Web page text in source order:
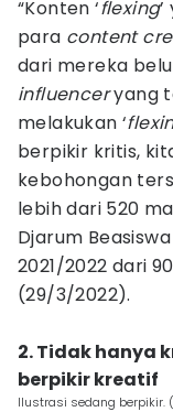
“Konten ‘flexing
para content
dari mereka
influenceryang
melakukan ‘
berpikir kritis,
kebohongan
lebih dari 520
Djarum
2021/2022 dari
(29/3/2022).
2. Tidak hanya
berpikir kreatif
Ilustrasi sedang